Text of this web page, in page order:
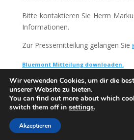
Bitte kontaktieren Sie Herrn
Informationen.
Zur Pressemitteilung gelangen Sie
Bluemont Mitteilung downloaden.
Wir verwenden Cookies, um dir die
unserer Website zu bieten.
You can find out more about which
switch them off in settings.
Akzeptieren